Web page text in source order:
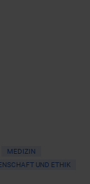
MEDIZIN
UND ETHIK